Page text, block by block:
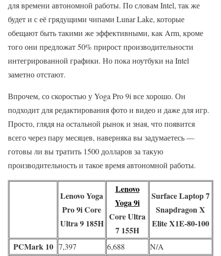
для времени автономной работы. По словам Intel, так же
будет и с её грядущими чипами Lunar Lake, которые
обещают быть такими же эффективными, как Arm, кроме
того они предложат 50% прирост производительности
интегрированной графики. Но пока ноутбуки на Intel
заметно отстают.
Впрочем, со скоростью у Yoga Pro 9i все хорошо. Он
подходит для редактирования фото и видео и даже для игр.
Просто, глядя на остальной рынок и зная, что появится
всего через пару месяцев, наверняка вы задумаетесь —
готовы ли вы тратить 1500 долларов за такую
производительность и такое время автономной работы.
Lenovo Yoga
Pro 9i Core
Ultra 9 185H
Lenovo
Yoga 9i
Core Ultra
7 155H
Surface Laptop 7
Snapdragon X
Elite X1E-80-100
PCMark 10 7,397 6,688 N/A